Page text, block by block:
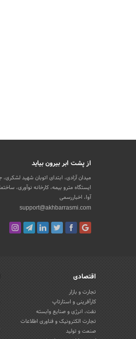
از پشت ابر بیرون بیاید
میدان آزادی، ابتدای اتوبان شهید
ایستگاه مترو بیمه، کارخانه نوآوری،
آوا، اخباررسمی
support@akhbarrasmi.com
اقتصادی
تجارت و بازار
کارآفرینی و استارتاپ
نفت، انرژی و صنایع وابسته
تجارت الکترونیک و فناوری اطلاعات
صنعت و تولید